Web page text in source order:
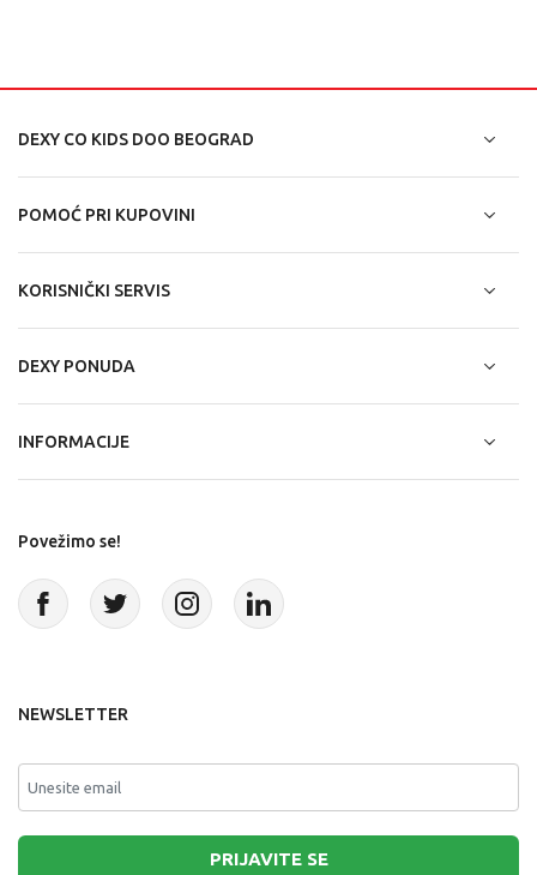
DEXY CO KIDS DOO BEOGRAD
POMOĆ PRI KUPOVINI
KORISNIČKI SERVIS
DEXY PONUDA
INFORMACIJE
Povežimo se!
NEWSLETTER
PRIJAVITE SE